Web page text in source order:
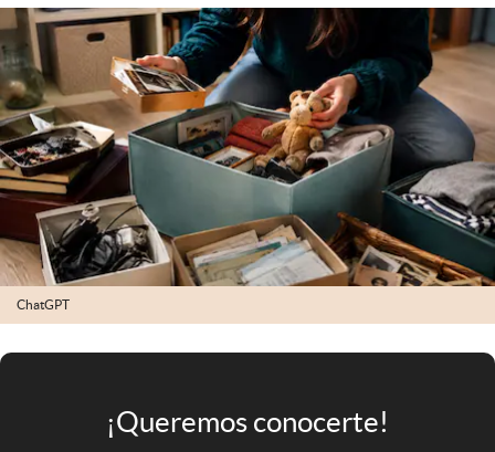
Infotechnology
Clase
Clima
Mundial 2026
Eventos Corporativos
El Cronista Studio
Mediakit
ChatGPT
¡Queremos conocerte!